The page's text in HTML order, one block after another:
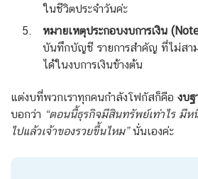
ในชีวิตประจำวันค่ะ
หมายเหตุประกอบงบการเงิน
บันทึกบัญชี รายการสำคัญ ที่ไม่สา
ได้ในงบการเงินข้างต้น
แต่งบที่พวกเราทุกคนกำลังโฟกัสก็คือ งบฐ
บอกว่า “ตอนนี้ธุรกิจมีสินทรัพย์เท่าไร มีห
ไปแล้วเจ้าของรวยขึ้นไหม”นั่นเองค่ะ